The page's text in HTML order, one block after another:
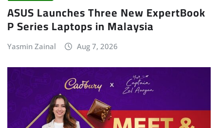
ASUS Launches Three New ExpertBook
P Series Laptops in Malaysia
Yasmin Zainal Aug 7, 2026